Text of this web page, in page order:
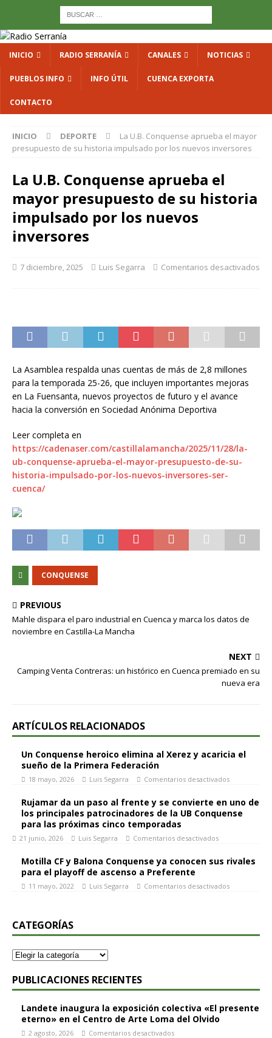
INICIO RADIO SERRANÍA CANALES NOTICIAS
PUEBLOS INFO INFO ÚTIL CUENCA EXPORTA
CONTACTO
INICIO DEPORTE
La U.B. Conquense aprueba el mayor
presupuesto de su historia impulsado por los nuevos inversores
La U.B. Conquense aprueba el
mayor presupuesto de su historia
impulsado por los nuevos
inversores
7 diciembre, 2025 Luis Segarra Comentarios desactivados
La Asamblea respalda unas cuentas de más de 2,8 millones
para la temporada 25-26, que incluyen importantes mejoras
en La Fuensanta, nuevos proyectos de futuro y el avance
hacia la conversión en Sociedad Anónima Deportiva
Leer completa en
https://cadenaser.com/castillalamancha/2025/11/28/la-
ub-conquense-aprueba-el-mayor-presupuesto-de-su-
historia-impulsado-por-los-nuevos-inversores-ser-
cuenca/
CONQUENSE
PREVIOUS
Mahle dispara el paro industrial en Cuenca y marca los datos de
noviembre en Castilla-La Mancha
NEXT
Camping Venta Contreras: un histórico en Cuenca premiado en su
nueva era
ARTÍCULOS RELACIONADOS
Un Conquense heroico elimina al Xerez y acaricia el
sueño de la Primera Federación
18 mayo, 2026 Luis Segarra Comentarios desactivados
Rujamar da un paso al frente y se convierte en uno de
los principales patrocinadores de la UB Conquense
para las próximas cinco temporadas
21 junio, 2026 Luis Segarra Comentarios desactivados
Motilla CF y Balona Conquense ya conocen sus rivales
para el playoff de ascenso a Preferente
11 mayo, 2022 Luis Segarra Comentarios desactivados
CATEGORÍAS
PUBLICACIONES RECIENTES
Landete inaugura la exposición colectiva «El presente
eterno» en el Centro de Arte Loma del Olvido
2 agosto, 2026 Comentarios desactivados